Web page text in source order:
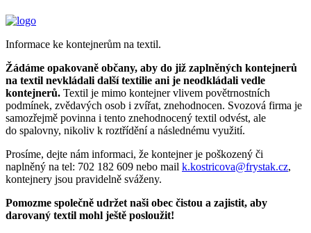
Informace ke kontejnerům na textil.
Žádáme opakovaně občany, aby do již zaplněných kontejnerů
na textil nevkládali další textilie ani je neodkládali vedle
kontejnerů. Textil je mimo kontejner vlivem povětrnostních
podmínek, zvědavých osob i zvířat, znehodnocen. Svozová firma je
samozřejmě povinna i tento znehodnocený textil odvést, ale
do spalovny, nikoliv k roztřídění a následnému využití.
Prosíme, dejte nám informaci, že kontejner je poškozený či
naplněný na tel: 702 182 609 nebo mail k.kostricova@frystak.cz,
kontejnery jsou pravidelně sváženy.
Pomozme společně udržet naši obec čistou a zajistit, aby
darovaný textil mohl ještě posloužit!